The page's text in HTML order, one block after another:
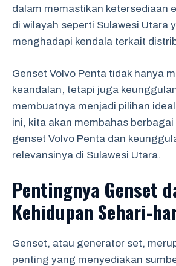
dalam memastikan ketersediaan
di wilayah seperti Sulawesi Utara
menghadapi kendala terkait
Genset Volvo Penta tidak hanya
keandalan, tetapi juga
membuatnya menjadi pilihan
ini, kita akan membahas
genset Volvo Penta dan
relevansinya di Sulawesi Utara.
Pentingnya Genset
Kehidupan Sehari-
Genset, atau generator set,
penting yang menyediakan